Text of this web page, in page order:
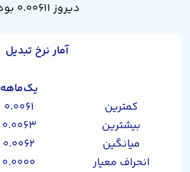
دیروز ۰.۰۰۶۱۱ بود.
آمار نرخ تبدیل
یک‌ماهه
کمترین
۰.۰۰۶۱
بیشترین
۰.۰۰۶۳
میانگین
۰.۰۰۶۲
انحراف معیار
۰.۰۰۰۰